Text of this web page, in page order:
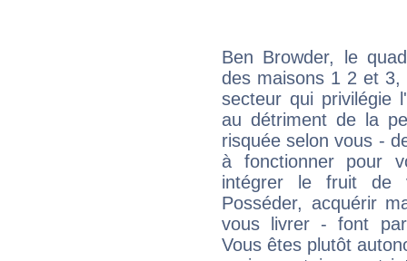
Ben Browder, le
des maisons 1 2 et
secteur qui privilégie
au détriment de la
risquée selon vous -
à fonctionner pour
intégrer le fruit de
Posséder, acquérir
vous livrer - font
Vous êtes plutôt